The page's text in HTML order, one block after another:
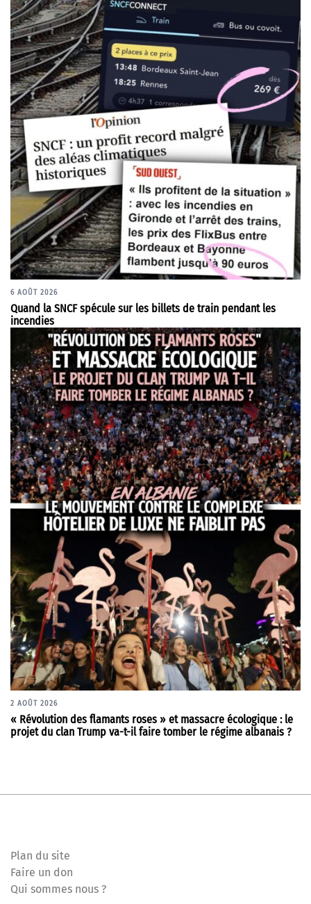
6 AOÛT 2026
Quand la SNCF spécule sur les billets de train pendant les
incendies
2 AOÛT 2026
« Révolution des flamants roses » et massacre écologique : le
projet du clan Trump va-t-il faire tomber le régime albanais ?
Plan du site
Faire un don
Qui sommes nous ?